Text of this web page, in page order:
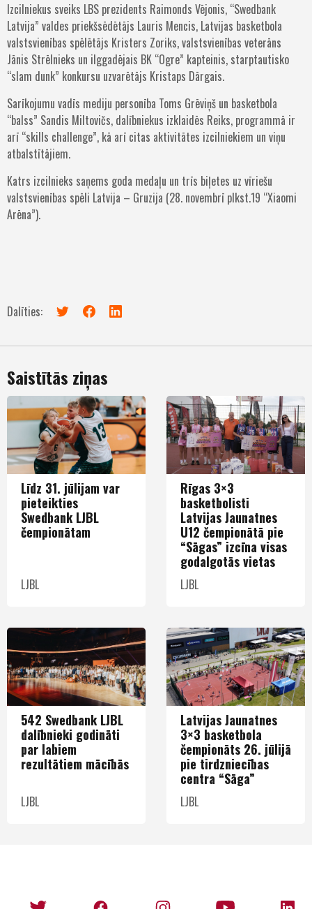
Izcilniekus sveiks LBS prezidents Raimonds Vējonis, “Swedbank
Latvija” valdes priekšsēdētājs Lauris Mencis, Latvijas basketbola
valstsvienības spēlētājs Kristers Zoriks, valstsvienības veterāns
Jānis Strēlnieks un ilggadējais BK “Ogre” kapteinis, starptautisko
“slam dunk” konkursu uzvarētājs Kristaps Dārgais.
Sarīkojumu vadīs mediju personība Toms Grēviņš un basketbola
“balss” Sandis Miltovičs, dalībniekus izklaidēs Reiks, programmā ir
arī “skills challenge”, kā arī citas aktivitātes izcilniekiem un viņu
atbalstītājiem.
Katrs izcilnieks saņems goda medaļu un trīs biļetes uz vīriešu
valstsvienības spēli Latvija – Gruzija (28. novembrī plkst.19 “Xiaomi
Arēna”).
Dalīties:
Saistītās ziņas
Līdz 31. jūlijam var
pieteikties
Swedbank LJBL
čempionātam
LJBL
Rīgas 3×3
basketbolisti
Latvijas Jaunatnes
U12 čempionātā pie
“Sāgas” izcīna visas
godalgotās vietas
LJBL
542 Swedbank LJBL
dalībnieki godināti
par labiem
rezultātiem mācībās
LJBL
Latvijas Jaunatnes
3×3 basketbola
čempionāts 26. jūlijā
pie tirdzniecības
centra “Sāga”
LJBL